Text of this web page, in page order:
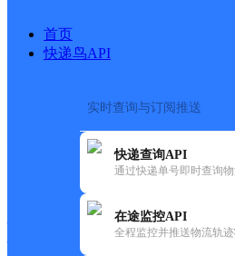
首页
快递鸟API
实时查询与订阅推送
快递查询API
通过快递单号即时查询
在途监控API
全程监控并推送物流轨
快运